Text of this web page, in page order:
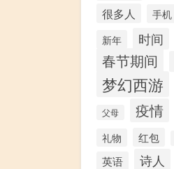
很多人 手机
新年 时间
春节期间
梦幻西游
父母 疫情
礼物 红包
英语 诗人